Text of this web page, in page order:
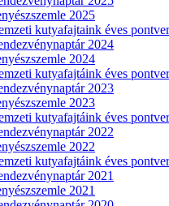
2025
kutyafajtaink éves
2024
2024
kutyafajtáink éves
2023
2023
kutyafajtáink éves
2022
2022
kutyafajtáink éves
2021
2021